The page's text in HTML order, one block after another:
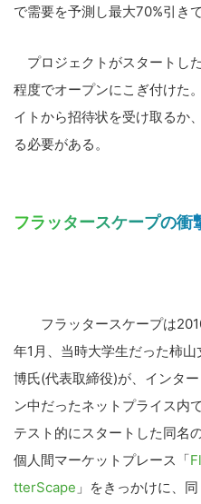
で需要を予測し最大70%引き
プロジェクトがスタートし
程度でオープンにこぎ付けた
イトから招待状を受け取るか
る必要がある。
フラッタースケープの衝
フラッタースケープは
年1月、当時大学生だった柿山
博氏(代表取締役)が、インター
ン中だったネットプライス内
テスト的にスタートした同名
個人間マーケットプレース「
tterScape 」をきっかけに、同